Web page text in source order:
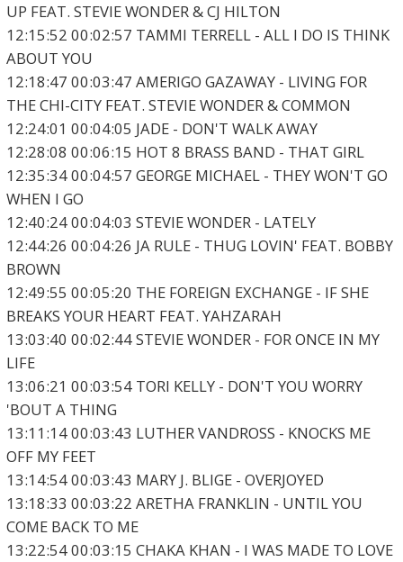
UP FEAT. STEVIE WONDER & CJ HILTON
12:15:52 00:02:57 TAMMI TERRELL - ALL I DO IS THINK
ABOUT YOU
12:18:47 00:03:47 AMERIGO GAZAWAY - LIVING FOR
THE CHI-CITY FEAT. STEVIE WONDER & COMMON
12:24:01 00:04:05 JADE - DON'T WALK AWAY
12:28:08 00:06:15 HOT 8 BRASS BAND - THAT GIRL
12:35:34 00:04:57 GEORGE MICHAEL - THEY WON'T GO
WHEN I GO
12:40:24 00:04:03 STEVIE WONDER - LATELY
12:44:26 00:04:26 JA RULE - THUG LOVIN' FEAT. BOBBY
BROWN
12:49:55 00:05:20 THE FOREIGN EXCHANGE - IF SHE
BREAKS YOUR HEART FEAT. YAHZARAH
13:03:40 00:02:44 STEVIE WONDER - FOR ONCE IN MY
LIFE
13:06:21 00:03:54 TORI KELLY - DON'T YOU WORRY
'BOUT A THING
13:11:14 00:03:43 LUTHER VANDROSS - KNOCKS ME
OFF MY FEET
13:14:54 00:03:43 MARY J. BLIGE - OVERJOYED
13:18:33 00:03:22 ARETHA FRANKLIN - UNTIL YOU
COME BACK TO ME
13:22:54 00:03:15 CHAKA KHAN - I WAS MADE TO LOVE